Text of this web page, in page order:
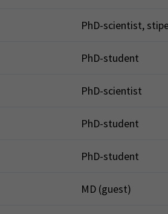
PhD-scientist,
PhD-student
PhD-scientist
PhD-student
PhD-student
MD (guest)